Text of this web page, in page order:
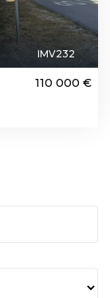
IMV232
110 000 €